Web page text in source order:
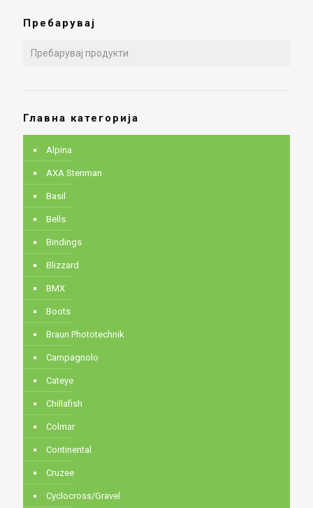
Пребарувај
Главна категорија
Alpina
AXA Stenman
Basil
Bells
Bindings
Blizzard
BMX
Boots
Braun Phototechnik
Campagnolo
Cateye
Chillafish
Colmar
Continental
Cruzee
Cyclocross/Gravel